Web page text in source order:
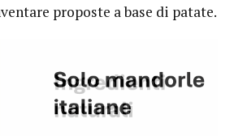
proposte a base di patate.